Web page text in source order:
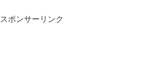
スポンサーリンク